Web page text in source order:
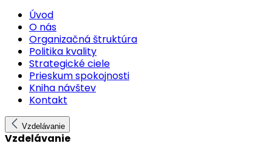
Úvod
O nás
Organizačná štruktúra
Politika kvality
Strategické ciele
Prieskum spokojnosti
Kniha návštev
Kontakt
Vzdelávanie
Vzdelávanie